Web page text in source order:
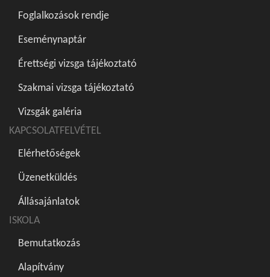
Foglalkozások rendje
Eseménynaptár
Érettségi vizsga tájékoztató
Szakmai vizsga tájékoztató
Vizsgák galéria
KAPCSOLATFELVÉTEL
Elérhetőségek
Üzenetküldés
Állásajánlatok
ISKOLA
Bemutatkozás
Alapítvány